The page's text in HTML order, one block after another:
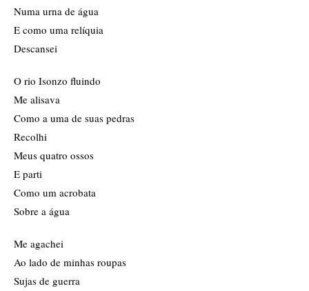
Numa urna de água
E como uma relíquia
Descansei
O rio Isonzo fluindo
Me alisava
Como a uma de suas pedras
Recolhi
Meus quatro ossos
E parti
Como um acrobata
Sobre a água
Me agachei
Ao lado de minhas roupas
Sujas de guerra